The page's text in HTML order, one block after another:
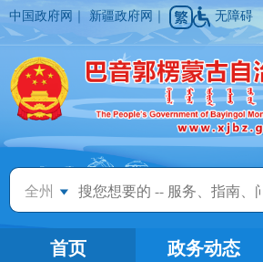
中国政府网 ｜新疆政府网 ｜ 无障碍
全州
首页 政务动态